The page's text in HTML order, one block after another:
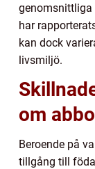
genomsnittliga
har
kan dock
livsmiljö.
om
Beroende på
tillgång till